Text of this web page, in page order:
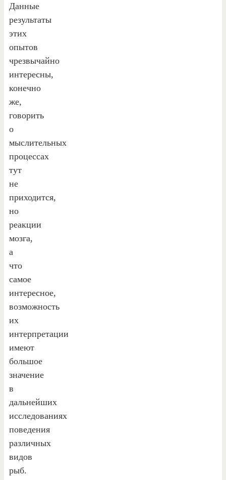
Данные
результаты
этих
опытов
чрезвычайно
интересны,
конечно
же,
говорить
о
мыслительных
процессах
тут
не
приходится,
но
реакции
мозга,
а
что
самое
интересное,
возможность
их
интерпретации
имеют
большое
значение
в
дальнейших
исследованиях
поведения
различных
видов
рыб.